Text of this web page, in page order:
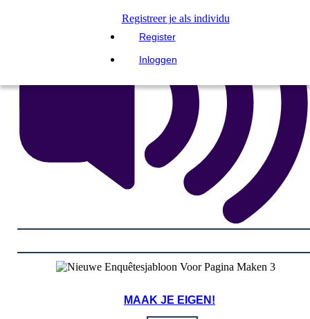
Registreer je als individu
Register
Inloggen
MAAK JE EIGEN!